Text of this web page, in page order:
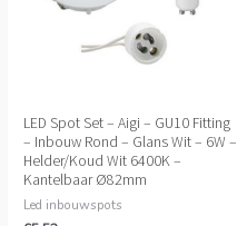
LED Spot Set – Aigi – GU10 Fitting
– Inbouw Rond – Glans Wit – 6W –
Helder/Koud Wit 6400K –
Kantelbaar Ø82mm
Led inbouwspots